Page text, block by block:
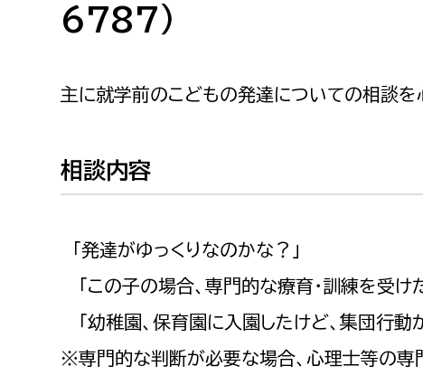
高齢者
事業者
労働者
求職者
地域政策課
戸籍住民課
防災対策
福祉健康部
生活援護課
子ども若
子ども若
6787）
主に就学前のこどもの発達についての相談を
相談内容
「発達がゆっくりなのかな？」
「この子の場合、専門的な療育・訓練を受け
「幼稚園、保育園に入園したけど、集団行動
※専門的な判断が必要な場合、心理士等の専